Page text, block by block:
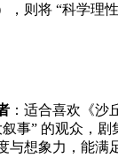
，则将 “科学理
：适合喜欢《沙
事” 的观众，
与想象力，能满